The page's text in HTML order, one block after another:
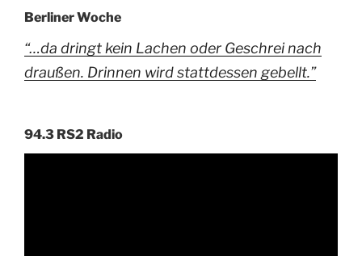
Berliner Woche
“…da dringt kein Lachen oder Geschrei nach
draußen. Drinnen wird stattdessen gebellt.”
94.3 RS2 Radio